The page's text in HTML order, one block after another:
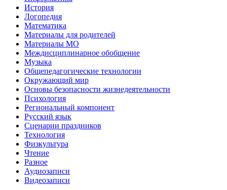
История
Логопедия
Математика
Материалы для родителей
Материалы МО
Междисциплинарное обобщение
Музыка
Общепедагогические технологии
Окружающий мир
Основы безопасности жизнедеятельности
Психология
Региональный компонент
Русский язык
Сценарии праздников
Технология
Физкультура
Чтение
Разное
Аудиозаписи
Видеозаписи